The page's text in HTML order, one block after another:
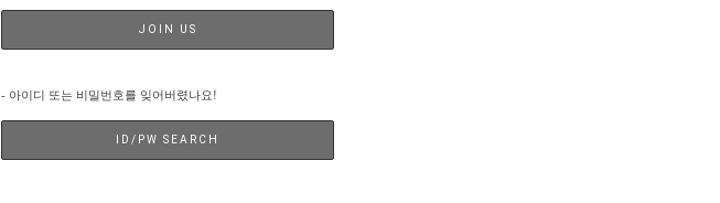
JOIN US
- 아이디 또는 비밀번호를 잊어버렸나요!
ID/PW SEARCH